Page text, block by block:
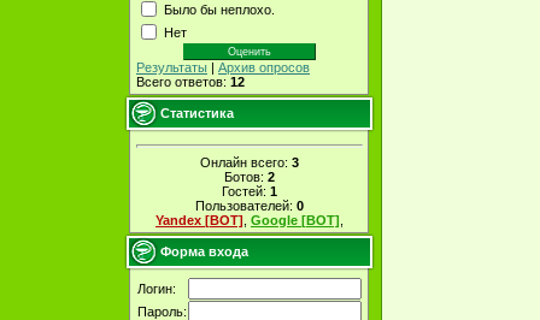
Было бы неплохо.
Нет
Результаты | Архив опросов
Всего ответов: 12
Статистика
Онлайн всего: 3
Ботов: 2
Гостей: 1
Пользователей: 0
Yandex [BOT] Google [BOT]
Форма входа
Логин:
Пароль: